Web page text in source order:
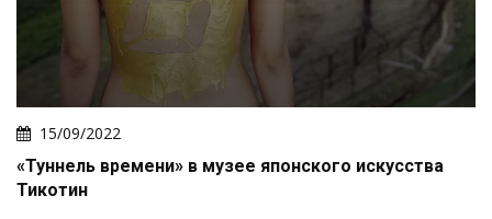
15/09/2022
«Туннель времени» в музее японского искусства
Тикотин